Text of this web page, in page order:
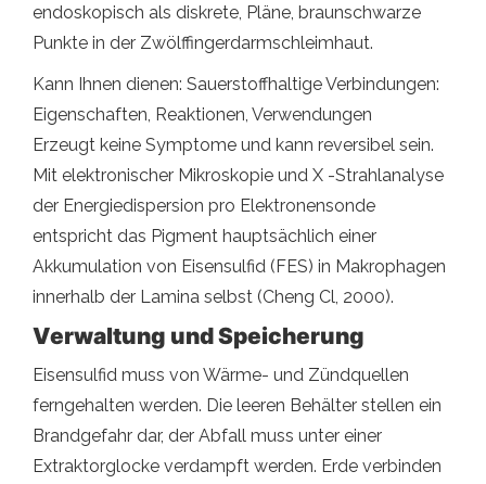
endoskopisch als diskrete, Pläne, braunschwarze
Punkte in der Zwölffingerdarmschleimhaut.
Kann Ihnen dienen: Sauerstoffhaltige Verbindungen:
Eigenschaften, Reaktionen, Verwendungen
Erzeugt keine Symptome und kann reversibel sein.
Mit elektronischer Mikroskopie und X -Strahlanalyse
der Energiedispersion pro Elektronensonde
entspricht das Pigment hauptsächlich einer
Akkumulation von Eisensulfid (FES) in Makrophagen
innerhalb der Lamina selbst (Cheng Cl, 2000).
Verwaltung und Speicherung
Eisensulfid muss von Wärme- und Zündquellen
ferngehalten werden. Die leeren Behälter stellen ein
Brandgefahr dar, der Abfall muss unter einer
Extraktorglocke verdampft werden. Erde verbinden